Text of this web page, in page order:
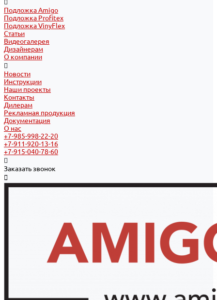
Подложка Amigo
Подложка Profitex
Подложка VinyFlex
Статьи
Видеогалерея
Дизайнерам
О компании
Новости
Инструкции
Наши проекты
Контакты
Дилерам
Рекламная продукция
Документация
О нас
+7-985-998-22-20
+7-911-920-13-16
+7-915-040-78-60
Заказать звонок